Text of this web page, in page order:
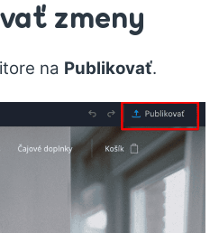
zmeny
na Publikovať.